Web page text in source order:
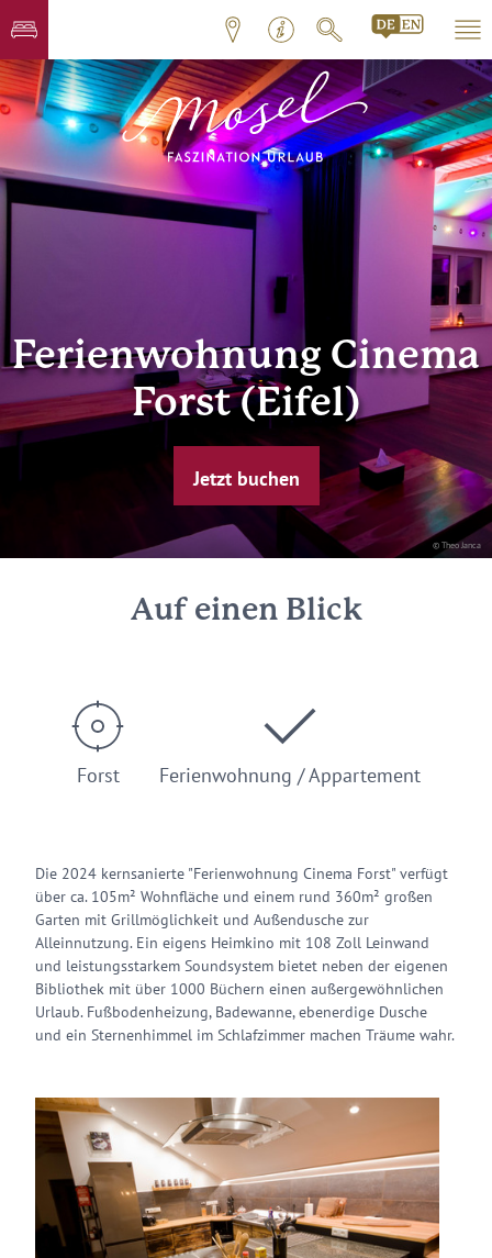
© Theo Janca
Ferienwohnung Cinema
Forst (Eifel)
Jetzt buchen
Auf einen Blick
Forst Ferienwohnung / Appartement
Die 2024 kernsanierte "Ferienwohnung Cinema Forst" verfügt
über ca. 105m² Wohnfläche und einem rund 360m² großen
Garten mit Grillmöglichkeit und Außendusche zur
Alleinnutzung. Ein eigens Heimkino mit 108 Zoll Leinwand
und leistungsstarkem Soundsystem bietet neben der eigenen
Bibliothek mit über 1000 Büchern einen außergewöhnlichen
Urlaub. Fußbodenheizung, Badewanne, ebenerdige Dusche
und ein Sternenhimmel im Schlafzimmer machen Träume wahr.